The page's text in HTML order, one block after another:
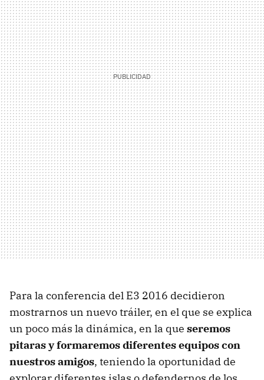
Para la conferencia del E3 2016 decidieron
mostrarnos un nuevo tráiler, en el que se explica
un poco más la dinámica, en la que seremos
pitaras y formaremos diferentes equipos con
nuestros amigos, teniendo la oportunidad de